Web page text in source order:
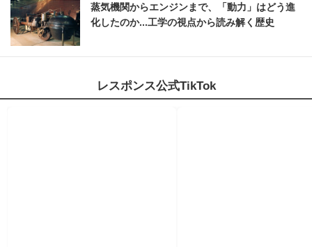
蒸気機関からエンジンまで、「動力」はどう進
化したのか...工学の視点から読み解く歴史
レスポンス公式TikTok